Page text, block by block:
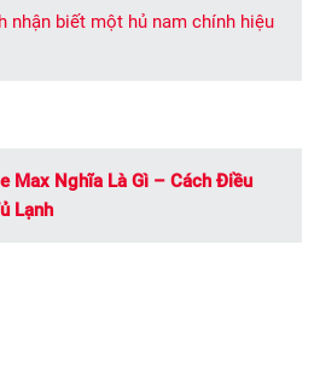
nhận biết một hủ nam chính hiệu
Max Nghĩa Là Gì – Cách Điều
Lạnh